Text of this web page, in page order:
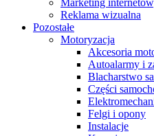
Marketing
Reklama wizualna
Pozostałe
Motoryzacja
Akcesoria
Autoalarmy i
Blacharstwo
Części
Felgi i opony
Instalacje